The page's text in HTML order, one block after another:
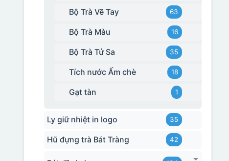
Bộ Trà Vẽ Tay 63
Bộ Trà Màu 16
Bộ Trà Tử Sa 35
Tích nước Ấm chè 18
Gạt tàn 1
Ly giữ nhiệt in logo 35
Hũ đựng trà Bát Tràng 42